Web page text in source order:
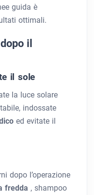
guida è
ottimali.
il
il sole
la luce solare
indossate
ed evitate il
dopo l’operazione
fredda , shampoo